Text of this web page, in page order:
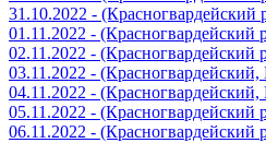
31.10.2022 -
01.11.2022 -
02.11.2022 -
03.11.2022 -
04.11.2022 -
05.11.2022 -
06.11.2022 -